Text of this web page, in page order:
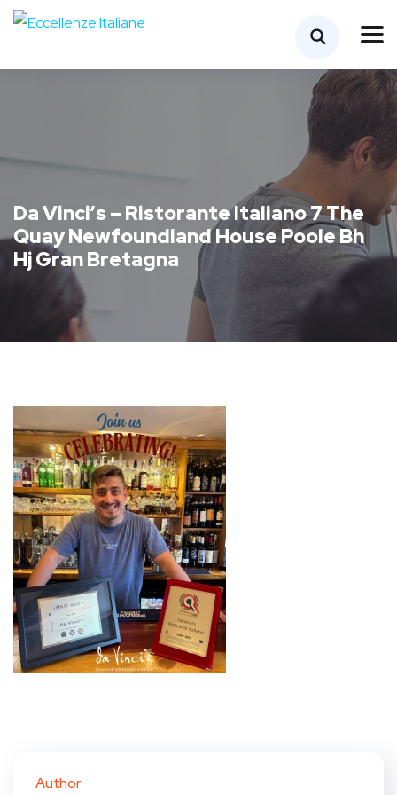
Da Vinci’s – Ristorante Italiano 7 The
Quay Newfoundland House Poole Bh
Hj Gran Bretagna
Author